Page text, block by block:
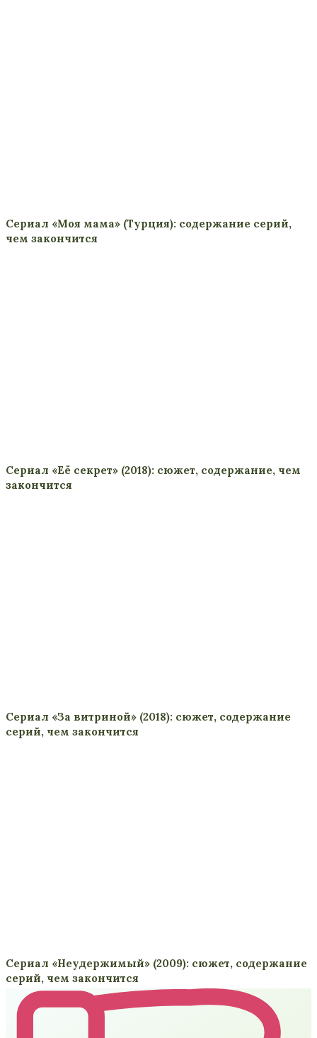
Сериал «Моя мама» (Турция): содержание серий,
чем закончится
Сериал «Её секрет» (2018): сюжет, содержание, чем
закончится
Сериал «За витриной» (2018): сюжет, содержание
серий, чем закончится
Сериал «Неудержимый» (2009): сюжет, содержание
серий, чем закончится